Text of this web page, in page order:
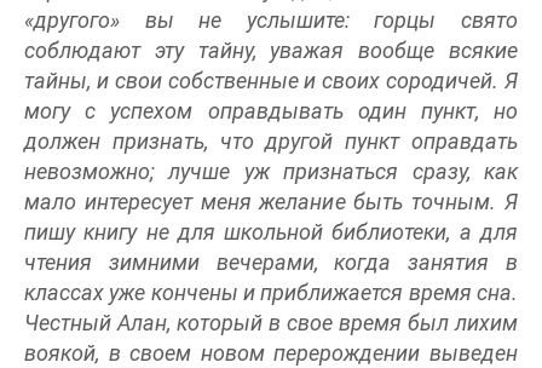
«другого» вы не услышите: горцы свято
соблюдают эту тайну, уважая вообще всякие
тайны, и свои собственные и своих сородичей. Я
могу с успехом оправдывать один пункт, но
должен признать, что другой пункт оправдать
невозможно; лучше уж признаться сразу, как
мало интересует меня желание быть точным. Я
пишу книгу не для школьной библиотеки, а для
чтения зимними вечерами, когда занятия в
классах уже кончены и приближается время сна.
Честный Алан, который в свое время был лихим
воякой, в своем новом перерождении выведен